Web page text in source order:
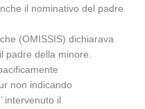
il nominativo del padre
(OMISSIS) dichiarava
padre della minore.
non indicando
intervenuto il